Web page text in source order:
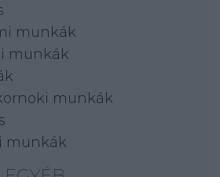
munkák
munkák
munkák
munkák